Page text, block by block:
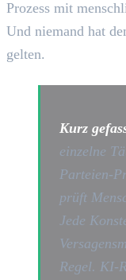
Prozess mit
Und niemand hat
gelten.
Kurz
einzelne
Parteien-
prüft
Jede
Regel. KI-